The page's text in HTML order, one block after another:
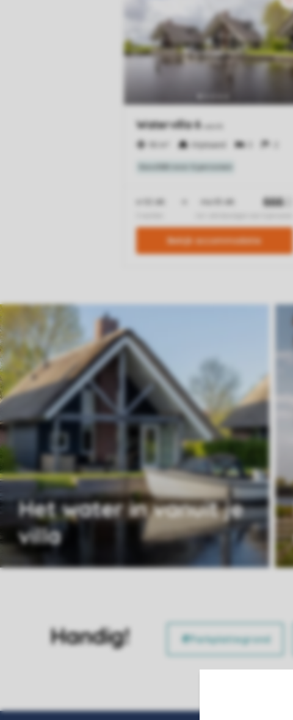
Het water in vanuit je
villa
Handig!